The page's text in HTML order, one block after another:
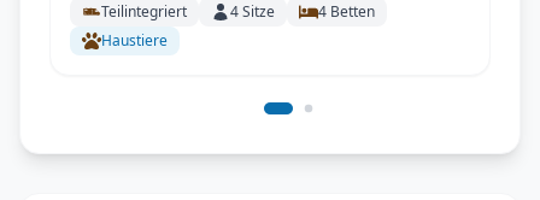
Teilintegriert 4Sitze 4 Betten
Haustiere